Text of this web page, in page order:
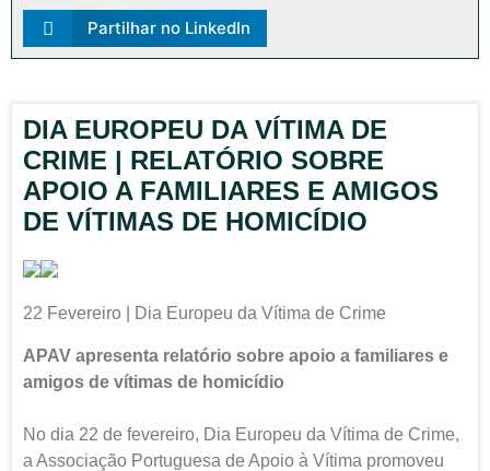
Partilhar no LinkedIn
DIA EUROPEU DA VÍTIMA DE
CRIME | RELATÓRIO SOBRE
APOIO A FAMILIARES E AMIGOS
DE VÍTIMAS DE HOMICÍDIO
22 Fevereiro | Dia Europeu da Vítima de Crime
APAV apresenta relatório sobre apoio a familiares e
amigos de vítimas de homicídio
No dia 22 de fevereiro, Dia Europeu da Vítima de Crime,
a Associação Portuguesa de Apoio à Vítima promoveu